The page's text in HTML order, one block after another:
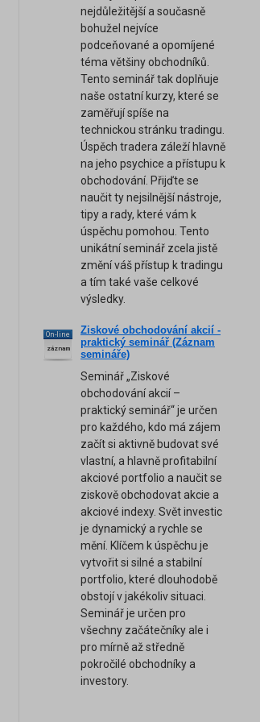
nejdůležitější a současně
bohužel nejvíce
podceňované a opomíjené
téma většiny obchodníků.
Tento seminář tak doplňuje
naše ostatní kurzy, které se
zaměřují spíše na
technickou stránku tradingu.
Úspěch tradera záleží hlavně
na jeho psychice a přístupu k
obchodování. Přijďte se
naučit ty nejsilnější nástroje,
tipy a rady, které vám k
úspěchu pomohou. Tento
unikátní seminář zcela jistě
změní váš přístup k tradingu
a tím také vaše celkové
výsledky.
On-line
záznam
Ziskové obchodování akcií -
praktický seminář (Záznam
semináře)
Seminář „Ziskové
obchodování akcií –
praktický seminář“ je určen
pro každého, kdo má zájem
začít si aktivně budovat své
vlastní, a hlavně profitabilní
akciové portfolio a naučit se
ziskově obchodovat akcie a
akciové indexy. Svět investic
je dynamický a rychle se
mění. Klíčem k úspěchu je
vytvořit si silné a stabilní
portfolio, které dlouhodobě
obstojí v jakékoliv situaci.
Seminář je určen pro
všechny začátečníky ale i
pro mírně až středně
pokročilé obchodníky a
investory.